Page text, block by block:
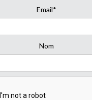
Email*
Nom